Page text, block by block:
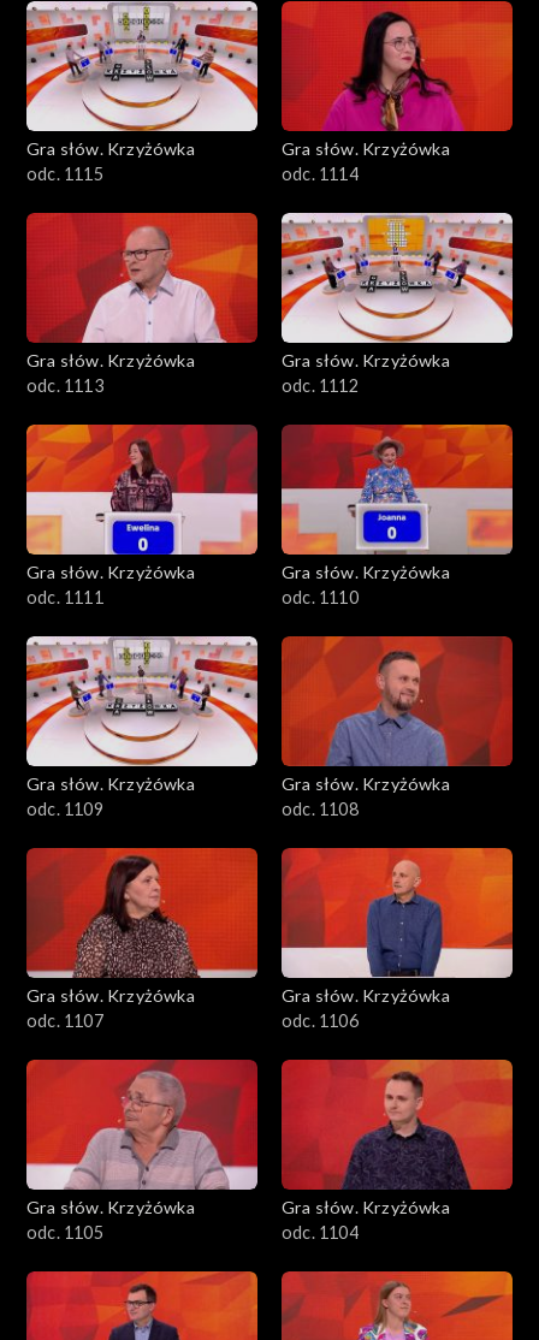
Gra słów. Krzyżówka
odc. 1115
Gra słów. Krzyżówka
odc. 1114
Gra słów. Krzyżówka
odc. 1113
Gra słów. Krzyżówka
odc. 1112
Gra słów. Krzyżówka
odc. 1111
Gra słów. Krzyżówka
odc. 1110
Gra słów. Krzyżówka
odc. 1109
Gra słów. Krzyżówka
odc. 1108
Gra słów. Krzyżówka
odc. 1107
Gra słów. Krzyżówka
odc. 1106
Gra słów. Krzyżówka
odc. 1105
Gra słów. Krzyżówka
odc. 1104